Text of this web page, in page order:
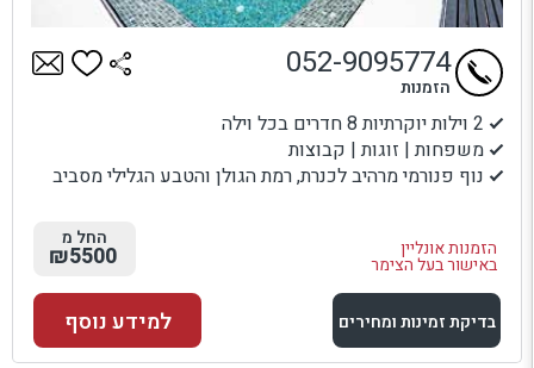
2 וילות יוקרתיות 8 חדרים בכל וילה
משפחות | זוגות | קבוצות
נוף פנורמי מרהיב לכנרת, רמת הגולן והטבע הגלילי מסביב
הזמנות אונליין
באישור בעל הצימר
052-9095774
הזמנות
החל מ
₪5500
בדיקת זמינות ומחירים למידע נוסף